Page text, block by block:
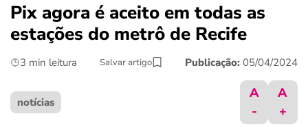
finanças
benefícios
crédito fácil
Pix agora é aceito em todas as
estações do metrô de Recife
3 min leitura Salvar artigo Publicação: 05/04/2024
notícias
A
-
A
+